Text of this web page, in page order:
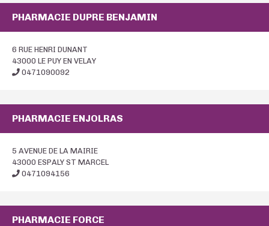
PHARMACIE DUPRE BENJAMIN
6 RUE HENRI DUNANT
43000 LE PUY EN VELAY
0471090092
PHARMACIE ENJOLRAS
5 AVENUE DE LA MAIRIE
43000 ESPALY ST MARCEL
0471094156
PHARMACIE FORCE